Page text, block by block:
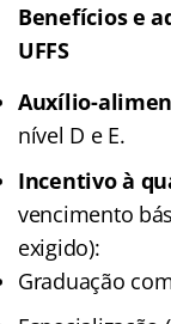
Benefícios e
UFFS
Auxílio-
nível D e E.
Incentivo à
vencimento
exigido):
Graduação